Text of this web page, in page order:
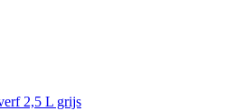
2,5 L grijs